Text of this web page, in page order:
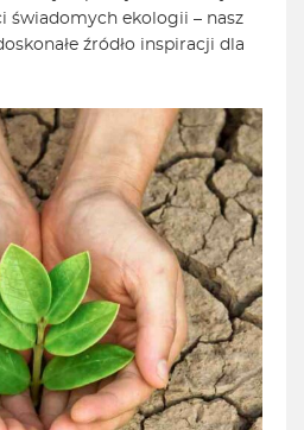
świadomych ekologii – nasz
źródło inspiracji dla